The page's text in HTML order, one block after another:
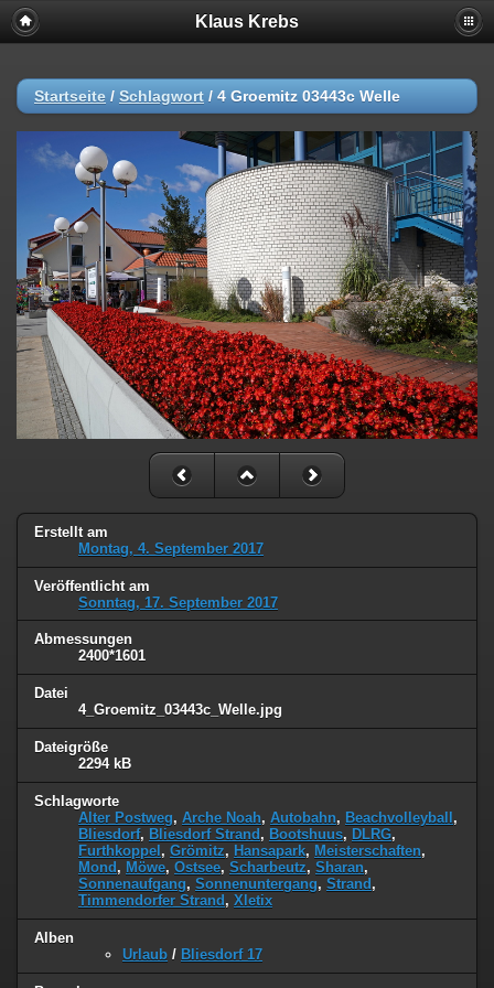
Klaus Krebs
Startseite / Schlagwort / 4 Groemitz 03443c Welle
Erstellt am
Montag, 4. September 2017
Veröffentlicht am
Sonntag, 17. September 2017
Abmessungen
2400*1601
Datei
4_Groemitz_03443c_Welle.jpg
Dateigröße
2294 kB
Schlagworte
Alter Postweg, Arche Noah, Autobahn, Beachvolleyball ,
Bliesdorf, Bliesdorf Strand , Bootshuus, DLRG,
Furthkoppel , Grömitz, Hansapark, Meisterschaften,
Mond , Möwe, Ostsee, Scharbeutz, Sharan,
Sonnenaufgang, Sonnenuntergang, Strand ,
Timmendorfer Strand , Xletix
Alben
Urlaub / Bliesdorf 17